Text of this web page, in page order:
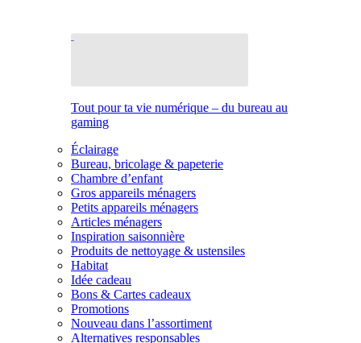
Tout pour ta vie numérique – du bureau au
gaming
Éclairage
Bureau, bricolage & papeterie
Chambre d’enfant
Gros appareils ménagers
Petits appareils ménagers
Articles ménagers
Inspiration saisonnière
Produits de nettoyage & ustensiles
Habitat
Idée cadeau
Bons & Cartes cadeaux
Promotions
Nouveau dans l’assortiment
Alternatives responsables